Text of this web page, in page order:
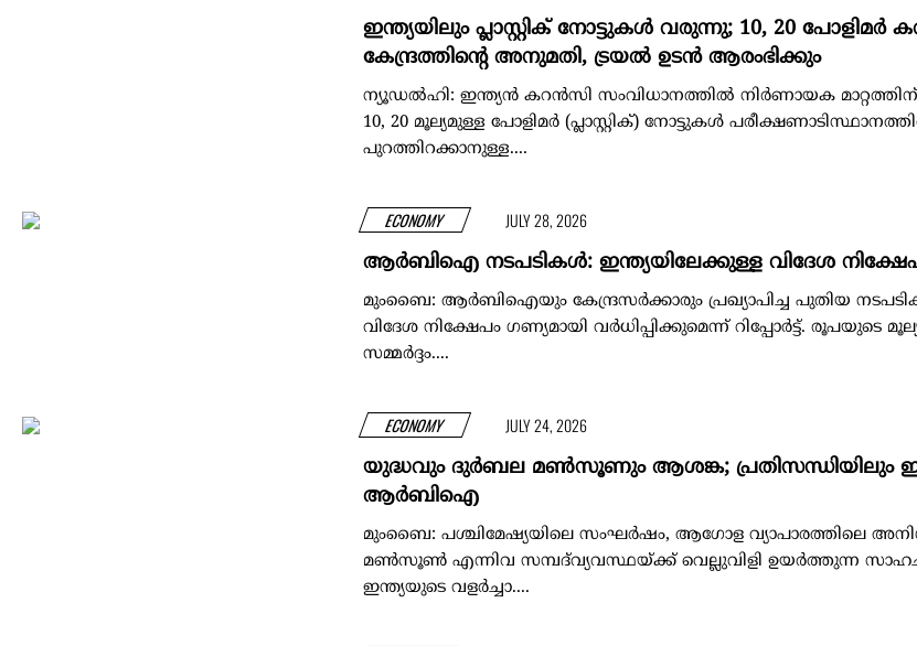
ഇന്ത്യയിലും പ്ലാസ്റ്റിക് നോട്ടുകൾ വരുന്നു; 10, 20
കേന്ദ്രത്തിന്റെ അനുമതി, ട്രയൽ ഉടൻ ആരംഭിക്കും
ന്യൂഡൽഹി: ഇന്ത്യൻ കറൻസി സംവിധാനത്തിൽ നിർണായക
10, 20 മൂല്യമുള്ള പോളിമർ (പ്ലാസ്റ്റിക്) നോട്ടുകൾ
പുറത്തിറക്കാനുള്ള....
ECONOMY JULY 28, 2026
ആര്‍ബിഐ നടപടികള്‍: ഇന്ത്യയിലേക്കുള്ള വിദേശ
മുംബൈ: ആര്‍ബിഐയും കേന്ദ്രസര്‍ക്കാരും പ്രഖ്യാപിച്ച പുതിയ
വിദേശ നിക്ഷേപം ഗണ്യമായി വര്‍ധിപ്പിക്കുമെന്ന് റിപ്പോര്‍ട്ട്. രൂപയുടെ
സമ്മര്‍ദ്ദം....
ECONOMY JULY 24, 2026
യുദ്ധവും ദുർബല മൺസൂണും ആശങ്ക; പ്രതിസന്ധിയിലും
ആർബിഐ
മുംബൈ: പശ്ചിമേഷ്യയിലെ സംഘർഷം, ആഗോള വ്യാപാരത്തിലെ
മൺസൂൺ എന്നിവ സമ്പദ്‌വ്യവസ്ഥയ്ക്ക് വെല്ലുവിളി ഉയർത്തുന്ന
ഇന്ത്യയുടെ വളർച്ചാ....